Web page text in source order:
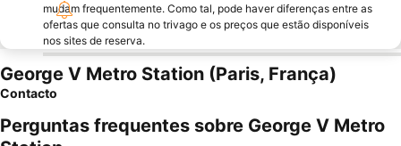
mudam frequentemente. Como tal, pode haver diferenças entre as
ofertas que consulta no trivago e os preços que estão disponíveis
nos sites de reserva.
George V Metro Station (Paris, França)
Contacto
Perguntas frequentes sobre George V Metro